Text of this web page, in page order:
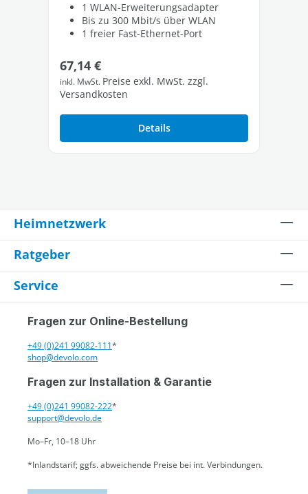
1 WLAN-Erweiterungsadapter
Bis zu 300 Mbit/s über WLAN
1 freier Fast-Ethernet-Port
Regulärer Preis:
67,14 €
inkl. MwSt. Preise exkl. MwSt. zzgl.
Versandkosten
Details
Heimnetzwerk
Ratgeber
Service
Fragen zur Online-Bestellung
+49 (0)241 99082-111*
shop@devolo.com
Fragen zur Installation & Garantie
+49 (0)241 99082-222*
support@devolo.de
Mo–Fr, 10–18 Uhr
*Inlandstarif; ggfs. abweichende Preise bei int. Verbindungen.